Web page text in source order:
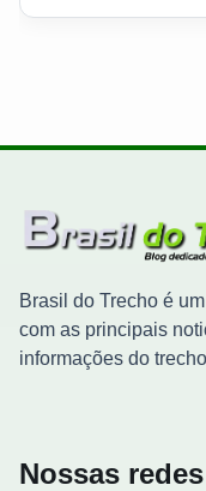
Brasil do Trecho é
com as principais
informações do
Nossas